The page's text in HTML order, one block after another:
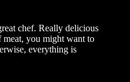
chef. Really delicious
you might want to
everything is